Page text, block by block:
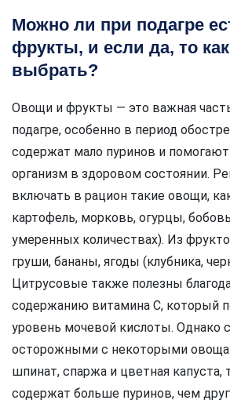
Можно ли при подагре
фрукты, и если да, то
выбрать?
Овощи и фрукты — это важная
подагре, особенно в период
содержат мало пуринов и
организм в здоровом состоянии.
включать в рацион такие овощи,
картофель, морковь, огурцы,
умеренных количествах). Из
груши, бананы, ягоды (клубника,
Цитрусовые также полезны
содержанию витамина С, который
уровень мочевой кислоты. Однако
осторожными с некоторыми
шпинат, спаржа и цветная капуста,
содержат больше пуринов, чем